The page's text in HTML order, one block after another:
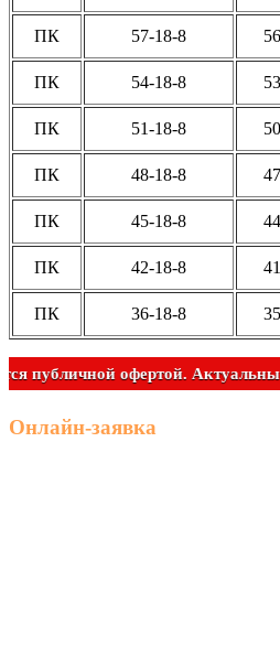
ПК 57-18-8
ПК 54-18-8
ПК 51-18-8
ПК 48-18-8
ПК 45-18-8
ПК 42-18-8
ПК 36-18-8
Не является публичной офертой.
Онлайн-заявка